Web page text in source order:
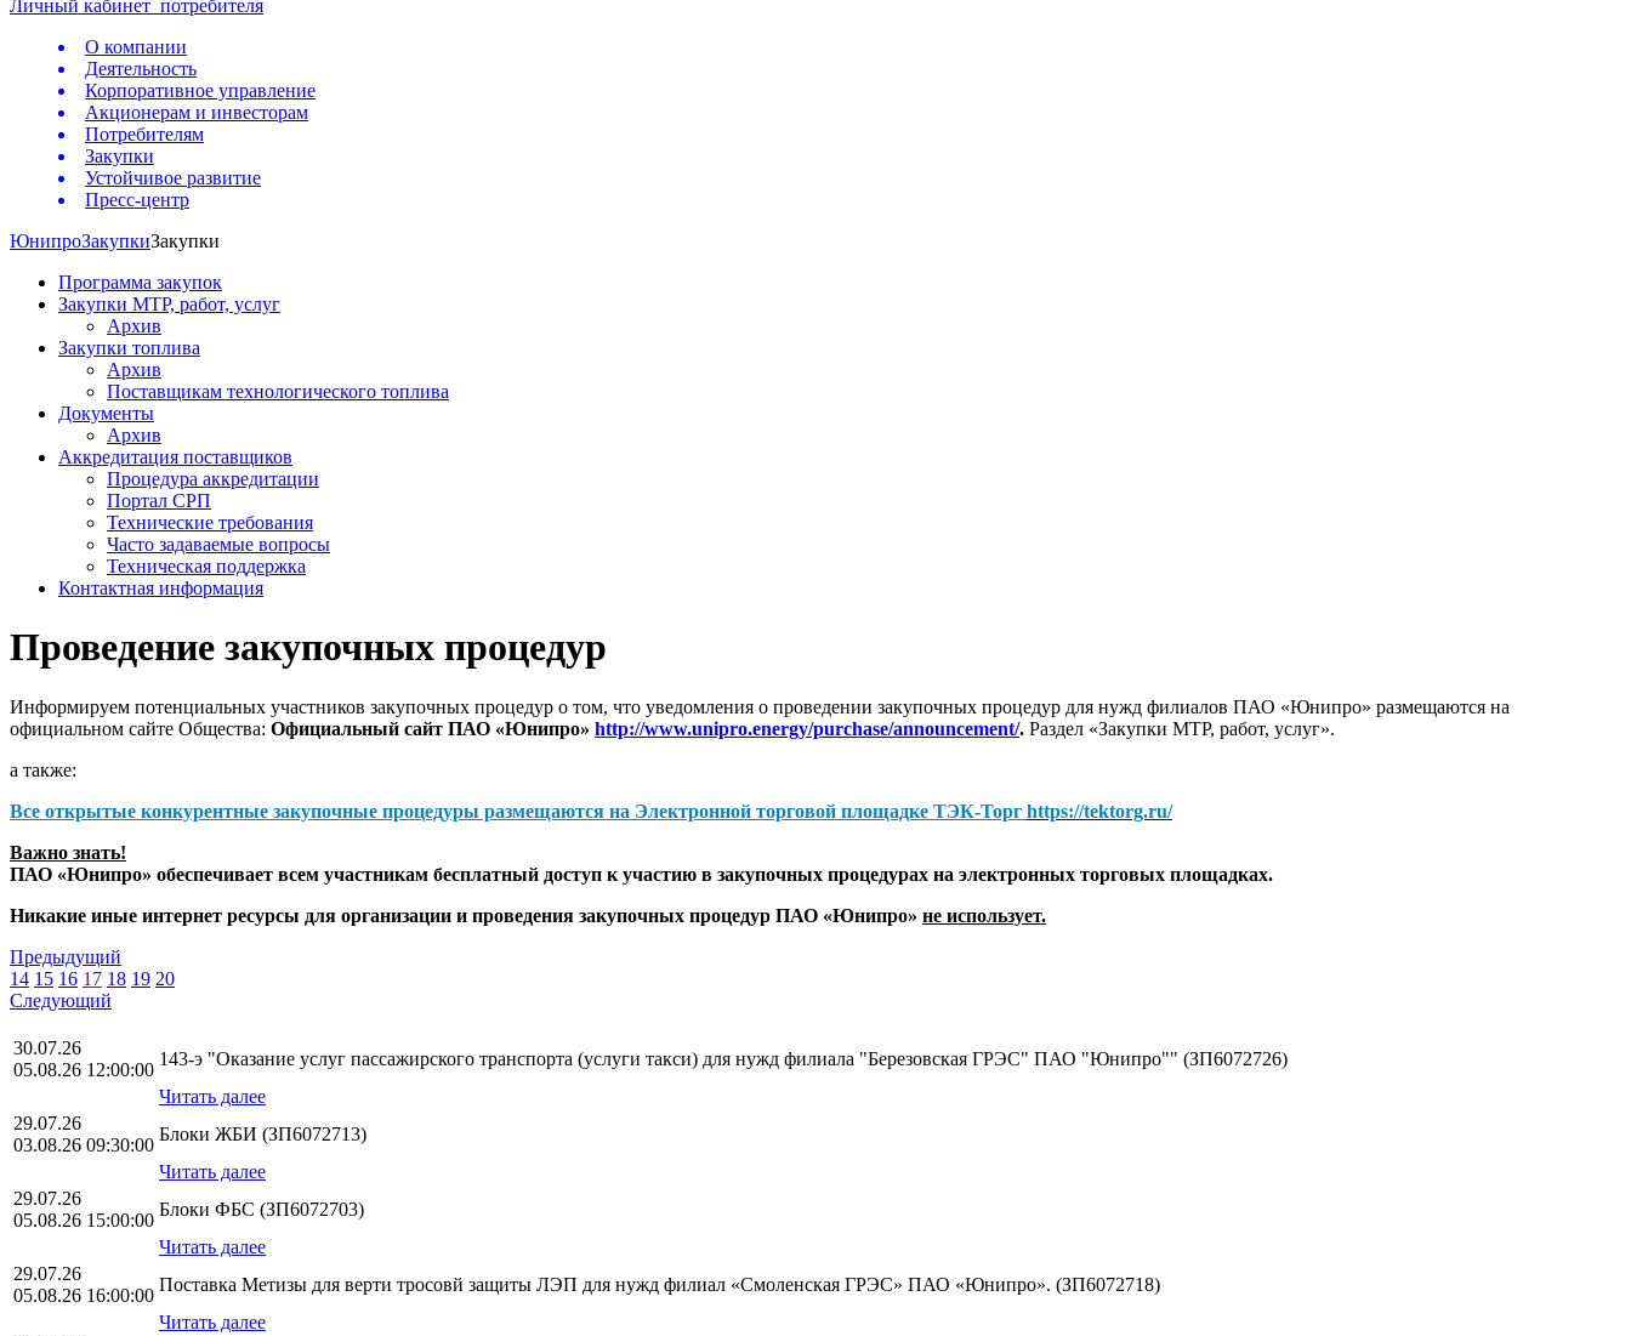
Личный кабинет потребителя
О компании
Деятельность
Корпоративное управление
Акционерам и инвесторам
Потребителям
Закупки
Устойчивое развитие
Пресс-центр
ЮнипроЗакупкиЗакупки
Программа закупок
Закупки МТР, работ, услуг
Архив
Закупки топлива
Архив
Поставщикам технологического топлива
Документы
Архив
Аккредитация поставщиков
Процедура аккредитации
Портал СРП
Технические требования
Часто задаваемые вопросы
Техническая поддержка
Контактная информация
Проведение закупочных процедур
Информируем потенциальных участников закупочных процедур о том, что уведомления о проведении закупочных процедур для нужд филиалов ПАО «Юнипро» размещаются на
официальном сайте Общества: Официальный сайт ПАО «Юнипро» http://www.unipro.energy/purchase/announcement/. Раздел «Закупки МТР, работ, услуг».
а также:
Все открытые конкурентные закупочные процедуры размещаются на Электронной торговой площадке ТЭК-Торг https://tektorg.ru/
Важно знать!
ПАО «Юнипро» обеспечивает всем участникам бесплатный доступ к участию в закупочных процедурах на электронных торговых площадках.
Никакие иные интернет ресурсы для организации и проведения закупочных процедур ПАО «Юнипро» не использует.
Предыдущий
14 15 16 17 18 19 20
Следующий
30.07.26
05.08.26 12:00:00
143-э "Оказание услуг пассажирского транспорта (услуги такси) для нужд филиала "Березовская ГРЭС" ПАО "Юнипро"" (ЗП6072726)
Читать далее
29.07.26
03.08.26 09:30:00
Блоки ЖБИ (ЗП6072713)
Читать далее
29.07.26
05.08.26 15:00:00
Блоки ФБС (ЗП6072703)
Читать далее
29.07.26
05.08.26 16:00:00
Поставка Метизы для верти тросовй защиты ЛЭП для нужд филиал «Смоленская ГРЭС» ПАО «Юнипро». (ЗП6072718)
Читать далее